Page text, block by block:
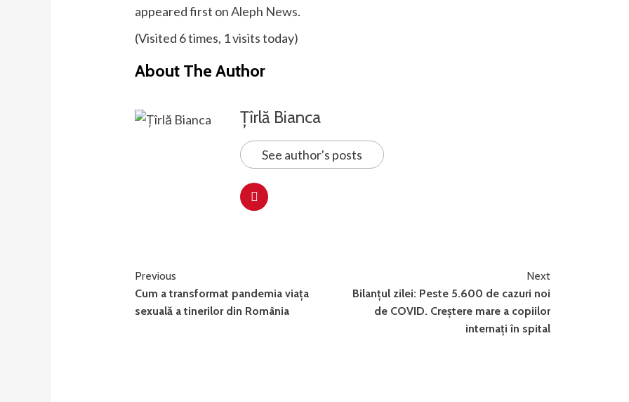
appeared first onAleph News.
(Visited 6 times, 1 visits today)
About The Author
Țîrlă Bianca
See author's posts
Continue
Reading
Previous
Cum a transformat pandemia viaţa
sexuală a tinerilor din România
Next
Bilanțul zilei: Peste 5.600 de cazuri noi
de COVID. Creștere mare a copiilor
internați în spital